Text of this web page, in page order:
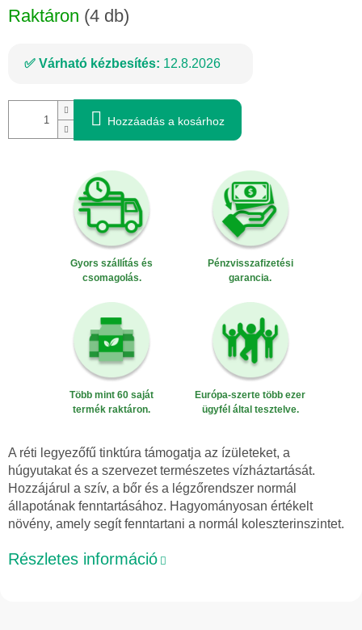
Raktáron (4 db)
Várható kézbesítés: 12.8.2026
Hozzáadás a kosárhoz
Gyors szállítás és
csomagolás.
Pénzvisszafizetési
garancia.
Több mint 60 saját
termék raktáron.
Európa-szerte több ezer
ügyfél által tesztelve.
A réti legyezőfű tinktúra támogatja az ízületeket, a
húgyutakat és a szervezet természetes vízháztartását.
Hozzájárul a szív, a bőr és a légzőrendszer normál
állapotának fenntartásához. Hagyományosan értékelt
növény, amely segít fenntartani a normál koleszterinszintet.
Részletes információ